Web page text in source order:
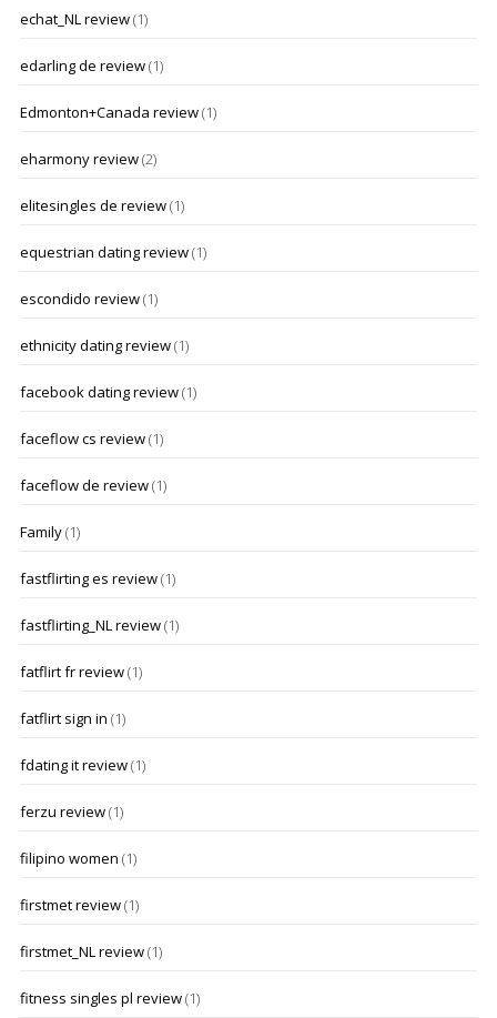
echat_NL review(1)
edarling de review(1)
Edmonton+Canada review(1)
eharmony review(2)
elitesingles de review(1)
equestrian dating review(1)
escondido review(1)
ethnicity dating review(1)
facebook dating review(1)
faceflow cs review(1)
faceflow de review(1)
Family(1)
fastflirting es review(1)
fastflirting_NL review(1)
fatflirt fr review(1)
fatflirt sign in (1)
fdating it review(1)
ferzu review(1)
filipino women (1)
firstmet review(1)
firstmet_NL review(1)
fitness singles pl review(1)